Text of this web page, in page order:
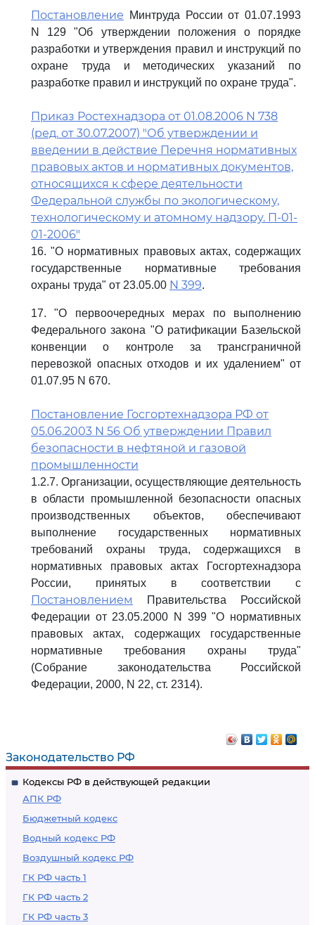
Законодательство РФ
Кодексы РФ в действующей редакции
АПК РФ
Бюджетный кодекс
Водный кодекс РФ
Воздушный кодекс РФ
ГК РФ часть 1
ГК РФ часть 2
ГК РФ часть 3
Постановление Минтруда России от 01.07.1993
N 129 "Об утверждении положения о порядке
разработки и утверждения правил и инструкций по
охране труда и методических указаний по
разработке правил и инструкций по охране труда".
Приказ Ростехнадзора от 01.08.2006 N 738
(ред. от 30.07.2007) "Об утверждении и
введении в действие Перечня нормативных
правовых актов и нормативных документов,
относящихся к сфере деятельности
Федеральной службы по экологическому,
технологическому и атомному надзору. П-01-
01-2006"
16. "О нормативных правовых актах, содержащих
государственные нормативные требования
охраны труда" от 23.05.00 N 399.
17. "О первоочередных мерах по выполнению
Федерального закона "О ратификации Базельской
конвенции о контроле за трансграничной
перевозкой опасных отходов и их удалением" от
01.07.95 N 670.
Постановление Госгортехнадзора РФ от
05.06.2003 N 56 Об утверждении Правил
безопасности в нефтяной и газовой
промышленности
1.2.7. Организации, осуществляющие деятельность
в области промышленной безопасности опасных
производственных объектов, обеспечивают
выполнение государственных нормативных
требований охраны труда, содержащихся в
нормативных правовых актах Госгортехнадзора
России, принятых в соответствии с
Постановлением
Правительства Российской
Федерации от 23.05.2000 N 399 "О нормативных
правовых актах, содержащих государственные
нормативные требования охраны труда"
(Собрание законодательства Российской
Федерации, 2000, N 22, ст. 2314).